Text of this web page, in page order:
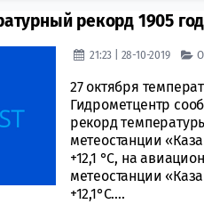
рекорд 1905
21:23 | 28-10-2019
27 октября
Гидрометцентр
рекорд
метеостанции
+12,1 °С, на
метеостанции
+12,1°С....